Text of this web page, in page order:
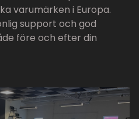
varumärken i Europa.
support och god
före och efter din